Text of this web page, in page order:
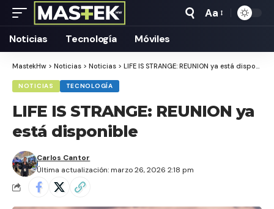
Tamaño
Aa
Noticias Tecnología Móviles
MastekHw > Noticias > Noticias > LIFE IS STRANGE: REUNION ya está disponible
NOTICIAS TECNOLOGÍA
LIFE IS STRANGE: REUNION ya
está disponible
Última actualización: marzo 26, 2026 2:18 pm
Carlos Cantor